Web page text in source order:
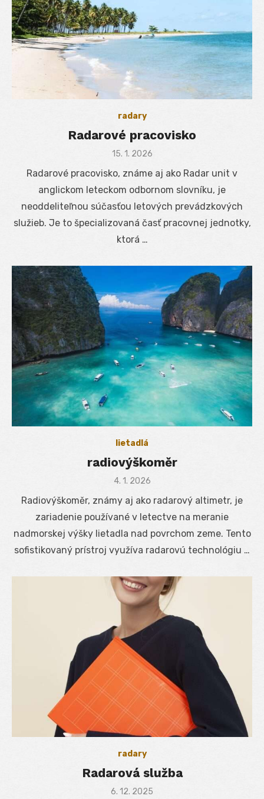
radary
Radarové pracovisko
Posted
15. 1. 2026
Radarové pracovisko, známe aj ako Radar unit v
anglickom leteckom odbornom slovníku, je
neoddeliteľnou súčasťou letových prevádzkových
služieb. Je to špecializovaná časť pracovnej jednotky,
ktorá …
lietadlá
radiovýškoměr
Posted
4. 1. 2026
Radiovýškoměr, známy aj ako radarový altimetr, je
zariadenie používané v letectve na meranie
nadmorskej výšky lietadla nad povrchom zeme. Tento
sofistikovaný prístroj využíva radarovú technológiu …
radary
Radarová služba
Posted
6. 12. 2025